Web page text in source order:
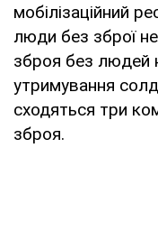
мобілізаційний
люди без зброї
зброя без людей
утримування
сходяться три
зброя.